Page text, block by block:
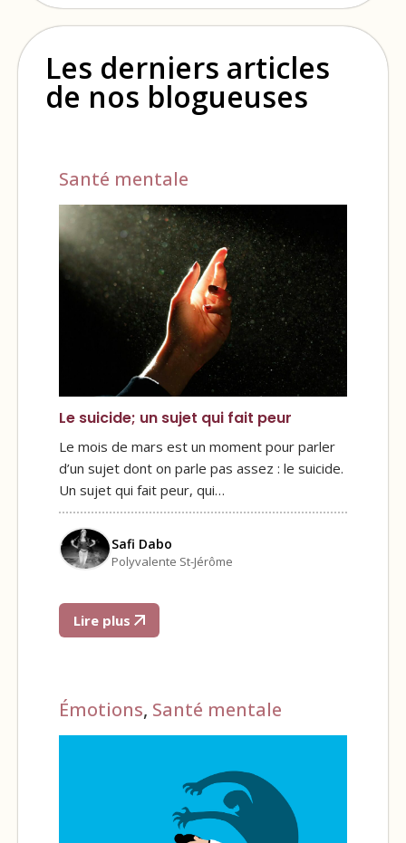
Les derniers articles
de nos blogueuses
Santé mentale
Le suicide; un sujet qui fait peur
Le mois de mars est un moment pour parler
d’un sujet dont on parle pas assez : le suicide.
Un sujet qui fait peur, qui…
Safi Dabo
Polyvalente St-Jérôme
Lire plus
Émotions, Santé mentale